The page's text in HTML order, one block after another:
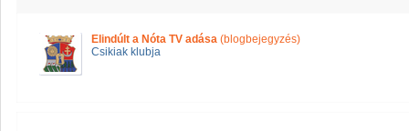
Elindúlt a Nóta TV adása (blogbejegyzés)
Csikiak klubja